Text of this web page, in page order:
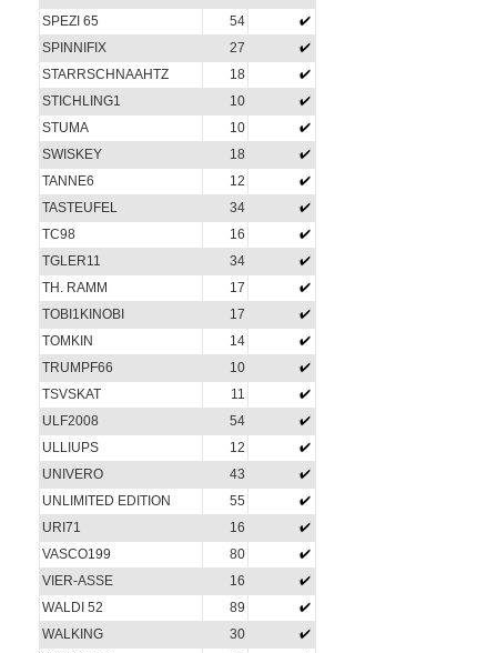
SPEZI 65
54
SPINNIFIX
27
STARRSCHNAAHTZ
18
STICHLING1
10
STUMA
10
SWISKEY
18
TANNE6
12
TASTEUFEL
34
TC98
16
TGLER11
34
TH. RAMM
17
TOBI1KINOBI
17
TOMKIN
14
TRUMPF66
10
TSVSKAT
11
ULF2008
54
ULLIUPS
12
UNIVERO
43
UNLIMITED EDITION
55
URI71
16
VASCO199
80
VIER-ASSE
16
WALDI 52
89
WALKING
30